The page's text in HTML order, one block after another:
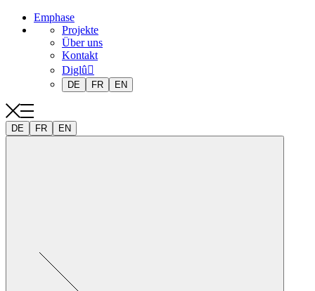
Emphase
Projekte
Über uns
Kontakt
Diglû
DE FR EN
DE FR EN